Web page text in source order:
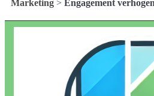
Marketing > Engagement